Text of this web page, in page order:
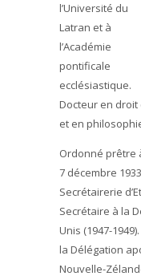
l’Université du
Latran et à
l’Académie
pontificale
ecclésiastique.
Docteur en droit
et en
Ordonné prêtre
7 décembre
Secrétairerie
Secrétaire à la
Unis (1947-
la Délégation
Nouvelle-